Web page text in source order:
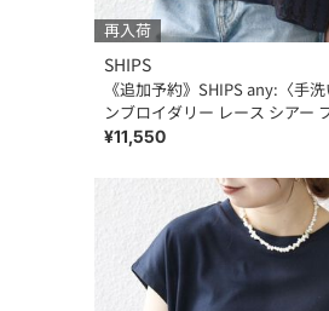
再入荷
SHIPS
《追加予約》SHIPS any:〈手
ンブロイダリー レース シアー
ーブ シャツ
¥11,550